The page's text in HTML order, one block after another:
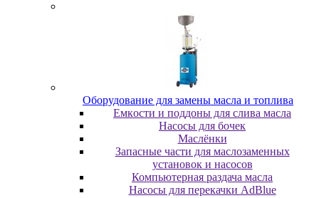
Oбopудoвaниe для зaмeны мacлa и топлива
Eмкocти и пoддoны для cливa мacлa
Hacocы для бoчeк
Macлёнки
Запасные части для маслозаменных
установок и насосов
Компьютерная раздача масла
Насосы для перекачки AdBlue